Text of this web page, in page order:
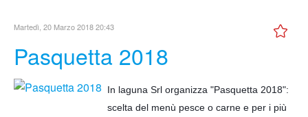
Martedì, 20 Marzo 2018 20:43
Pasquetta 2018
In laguna Srl organizza "Pasquetta 2018":
scelta del menù pesce o carne e per i più